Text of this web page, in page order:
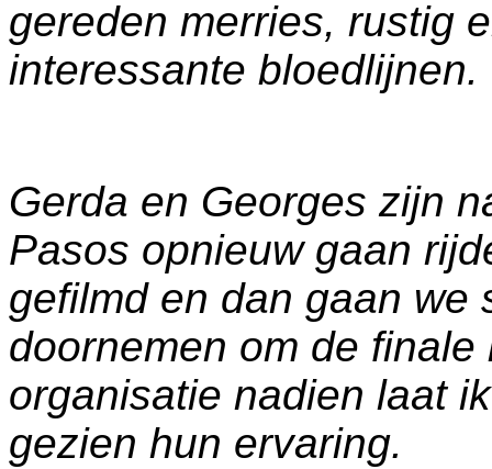
gereden merries, rustig
interessante bloedlijnen.
Gerda en Georges zijn
Pasos opnieuw gaan
gefilmd en dan gaan we
doornemen om de
organisatie nadien laat
gezien hun ervaring.